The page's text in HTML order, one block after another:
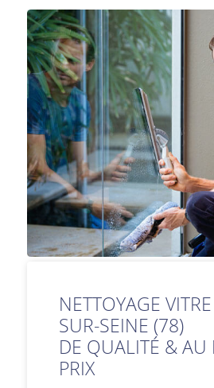
NETTOYAGE
SUR-SEINE (78)
DE QUALITÉ & AU
PRIX